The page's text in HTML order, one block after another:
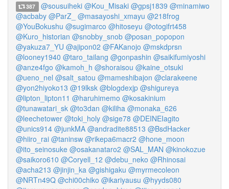
387 @sousuiheki @Kou_Misaki @gpsj1839 @minamiwo
@acbaby @ParZ_ @masayoshi_xmayu @218frog
@YouBokushu @sugimarco @hitoseyu @otogifrt458
@Kuro_historian @snobby_snob @posan_popopon
@yakuza7_YU @ajipon02 @FAKanojo @mskdprsn
@looney1940 @taro_tailang @gonpashin @saikifumiyoshi
@anze4fgo @kamoh_h @shoraisou @kaine_otsuki
@ueno_nel @salt_satou @mameshibajon @clarakeene
@yon2hiyoko13 @19lksk @blogdexjp @shigureya
@lipton_lipton11 @haruhimemo @kosakinium
@tunawatari_sk @to3dan @kiliha @monaka_626
@leechetower @toki_holy @sige78 @DEINEIagito
@unics914 @junkMA @andradite88513 @BsdHacker
@hiiro_rai @taninsw @rikepa6macr2 @hone_moon
@ito_seinosuke @osakanataro2 @SAL_MAN @kinokozue
@saikoro610 @Coryell_12 @debu_neko @Rhinosai
@acha213 @jinjin_ka @gishigaku @myrmecoleon
@NRTn49Q @chi00chiko @ikariyausu @hyyds080